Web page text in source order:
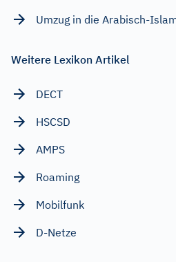
Umzug in die Arabisch-
Weitere Lexikon Artikel
DECT
HSCSD
AMPS
Roaming
Mobilfunk
D-Netze